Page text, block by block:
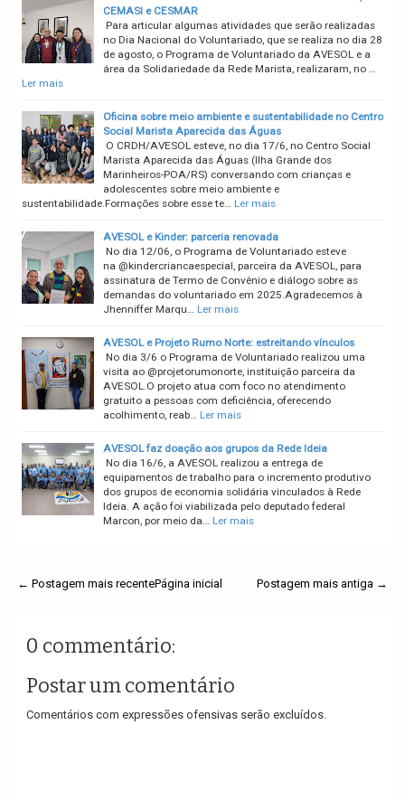
CEMASI e CESMAR
Para articular algumas atividades que serão realizadas
no Dia Nacional do Voluntariado, que se realiza no dia 28
de agosto, o Programa de Voluntariado da AVESOL e a
área da Solidariedade da Rede Marista, realizaram, no …
Ler mais
Oficina sobre meio ambiente e sustentabilidade no Centro
Social Marista Aparecida das Águas
O CRDH/AVESOL esteve, no dia 17/6, no Centro Social
Marista Aparecida das Águas (Ilha Grande dos
Marinheiros-POA/RS) conversando com crianças e
adolescentes sobre meio ambiente e
sustentabilidade.Formações sobre esse te… Ler mais
AVESOL e Kinder: parceria renovada
No dia 12/06, o Programa de Voluntariado esteve
na @kindercriancaespecial, parceira da AVESOL, para
assinatura de Termo de Convênio e diálogo sobre as
demandas do voluntariado em 2025.Agradecemos à
Jhenniffer Marqu… Ler mais
AVESOL e Projeto Rumo Norte: estreitando vínculos
No dia 3/6 o Programa de Voluntariado realizou uma
visita ao @projetorumonorte, instituição parceira da
AVESOL.O projeto atua com foco no atendimento
gratuito a pessoas com deficiência, oferecendo
acolhimento, reab… Ler mais
AVESOL faz doação aos grupos da Rede Ideia
No dia 16/6, a AVESOL realizou a entrega de
equipamentos de trabalho para o incremento produtivo
dos grupos de economia solidária vinculados à Rede
Ideia. A ação foi viabilizada pelo deputado federal
Marcon, por meio da… Ler mais
← Postagem mais recente Postagem mais antiga →
Página inicial
0 commentário:
Postar um comentário
Comentários com expressões ofensivas serão excluídos.